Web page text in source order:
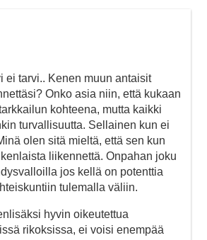
ei tarvi.. Kenen muun antaisit
Onko asia niin, että kukaan
kohteena, mutta kaikki
turvallisuutta. Sellainen kun ei
olen sitä mieltä, että sen kun
liikennettä. Onpahan joku
jos kellä on potenttia
tulemalla väliin.
hyvin oikeutettua
rikoksissa, ei voisi enempää